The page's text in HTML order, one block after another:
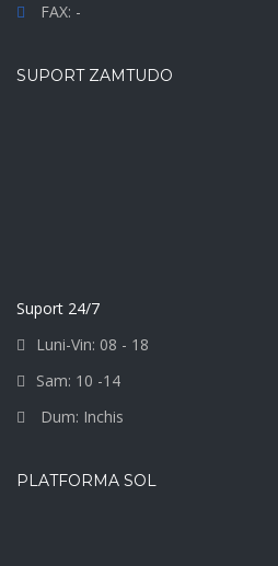
FAX: -
SUPORT ZAMTUDO
Suport 24/7
Luni-Vin: 08 - 18
Sam: 10 -14
Dum: Inchis
PLATFORMA SOL